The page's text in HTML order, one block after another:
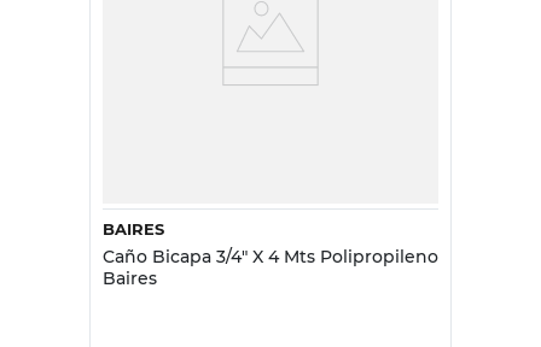
BAIRES
Caño Bicapa 3/4" X 4 Mts Polipropileno
Baires